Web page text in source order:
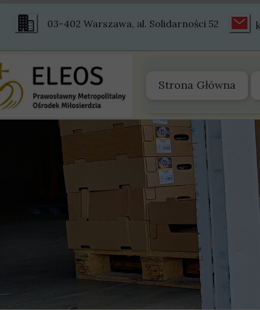
Strona Główna
03-402 Warszawa, al. Solidarności 52